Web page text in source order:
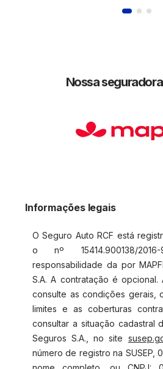
Nossa
Informações legais
O Seguro Auto RCF está
o nº 15414.900138/
responsabilidade da por
S.A. A contratação é opcional.
consulte as condições gerais,
limites e as coberturas
consultar a situação cadastral
Seguros S.A., no site
número de registro na SUSEP,